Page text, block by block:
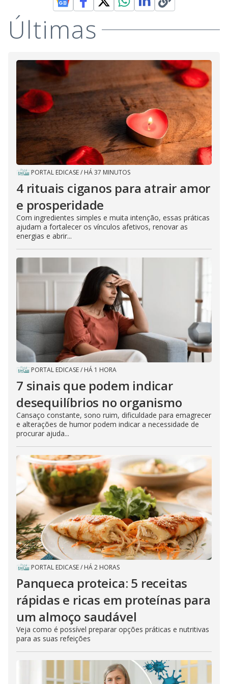
Últimas
PORTAL EDICASE/ HÁ 37 MINUTOS
4 rituais ciganos para atrair amor
e prosperidade
Com ingredientes simples e muita intenção, essas práticas
ajudam a fortalecer os vínculos afetivos, renovar as
energias e abrir...
PORTAL EDICASE/ HÁ 1 HORA
7 sinais que podem indicar
desequilíbrios no organismo
Cansaço constante, sono ruim, dificuldade para emagrecer
e alterações de humor podem indicar a necessidade de
procurar ajuda...
PORTAL EDICASE/ HÁ 2 HORAS
Panqueca proteica: 5 receitas
rápidas e ricas em proteínas para
um almoço saudável
Veja como é possível preparar opções práticas e nutritivas
para as suas refeições